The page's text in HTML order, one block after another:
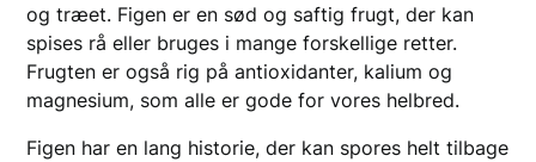
og træet. Figen er en sød og saftig frugt, der kan
spises rå eller bruges i mange forskellige retter.
Frugten er også rig på antioxidanter, kalium og
magnesium, som alle er gode for vores helbred.
Figen har en lang historie, der kan spores helt tilbage